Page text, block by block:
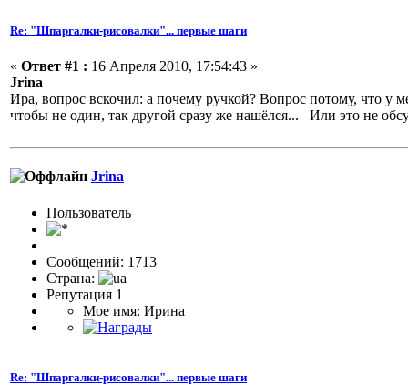
Re: "Шпаргалки-рисовалки"... первые шаги
« Ответ #1 : 16 Апреля 2010, 17:54:43 »
Jrina
Ира, вопрос вскочил: а почему ручкой? Вопрос потому, что у
чтобы не один, так другой сразу же нашёлся... Или это не
Jrina
Пользовaтeль
Сообщений: 1713
Страна:
Репутация 1
Мое имя: Ирина
Re: "Шпаргалки-рисовалки"... первые шаги